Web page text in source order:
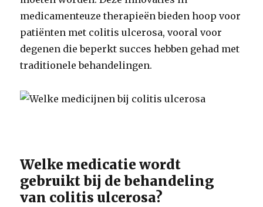
medicamenteuze therapieën bieden hoop voor
patiënten met colitis ulcerosa, vooral voor
degenen die beperkt succes hebben gehad met
traditionele behandelingen.
Welke medicatie wordt
gebruikt bij de behandeling
van colitis ulcerosa?